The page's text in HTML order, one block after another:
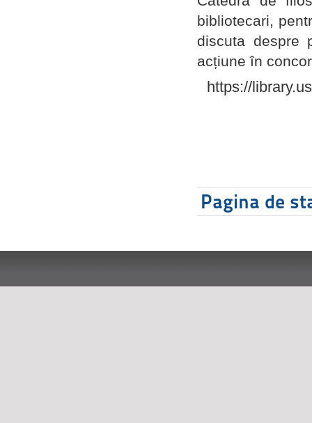
bibliotecari,
discuta despre
acțiune în
https://
Pagina de